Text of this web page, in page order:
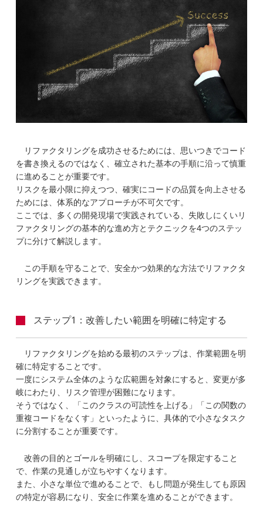
リファクタリングを成功させるためには、思いつきでコード
を書き換えるのではなく、確立された基本の手順に沿って慎重
に進めることが重要です。
リスクを最小限に抑えつつ、確実にコードの品質を向上させる
ためには、体系的なアプローチが不可欠です。
ここでは、多くの開発現場で実践されている、失敗しにくいリ
ファクタリングの基本的な進め方とテクニックを4つのステッ
プに分けて解説します。
この手順を守ることで、安全かつ効果的な方法でリファクタ
リングを実践できます。
ステップ1：改善したい範囲を明確に特定する
リファクタリングを始める最初のステップは、作業範囲を明
確に特定することです。
一度にシステム全体のような広範囲を対象にすると、変更が多
岐にわたり、リスク管理が困難になります。
そうではなく、「このクラスの可読性を上げる」「この関数の
重複コードをなくす」といったように、具体的で小さなタスク
に分割することが重要です。
改善の目的とゴールを明確にし、スコープを限定すること
で、作業の見通しが立ちやすくなります。
また、小さな単位で進めることで、もし問題が発生しても原因
の特定が容易になり、安全に作業を進めることができます。